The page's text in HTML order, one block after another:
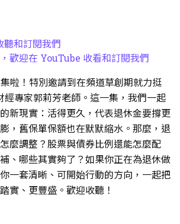
和訂閱我們
歡迎在 YouTube 收看和訂閱我們
啦！特別邀請到在頻道草創期就力挺
專家郭莉芳老師。這一集，我們一起
新現實：活得更久，代表退休金要撐更
，舊保單保額也在默默縮水。那麼，退
麼調整？股票與債券比例還能怎麼配
、哪些其實夠了？如果你正在為退休做
一套清晰、可開始行動的方向，一起把
實、更豐盛。歡迎收聽！